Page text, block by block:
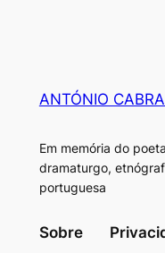
ANTÓNIO
Em memória do
dramaturgo,
portuguesa
Sobre